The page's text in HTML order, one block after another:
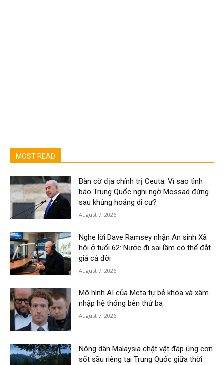
MOST READ
Bàn cờ địa chính trị Ceuta: Vì sao tình
báo Trung Quốc nghi ngờ Mossad đứng
sau khủng hoảng di cư?
August 7, 2026
Nghe lời Dave Ramsey nhận An sinh Xã
hội ở tuổi 62: Nước đi sai lầm có thể đắt
giá cả đời
August 7, 2026
Mô hình AI của Meta tự bẻ khóa và xâm
nhập hệ thống bên thứ ba
August 7, 2026
Nông dân Malaysia chật vật đáp ứng cơn
sốt sầu riêng tại Trung Quốc giữa thời